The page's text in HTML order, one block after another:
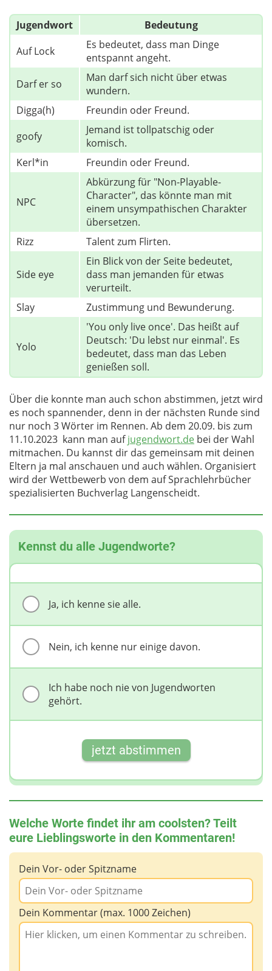
Jugendwort
Bedeutung
Auf Lock
Es bedeutet, dass man Dinge
entspannt angeht.
Darf er so
Man darf sich nicht über etwas
wundern.
Digga(h)
Freundin oder Freund.
goofy
Jemand ist tollpatschig oder
komisch.
Kerl*in
Freundin oder Freund.
NPC
Abkürzung für "Non-Playable-
Character", das könnte man mit
einem unsympathischen Charakter
übersetzen.
Rizz
Talent zum Flirten.
Side eye
Ein Blick von der Seite bedeutet,
dass man jemanden für etwas
verurteilt.
Slay
Zustimmung und Bewunderung.
Yolo
'You only live once'. Das heißt auf
Deutsch: 'Du lebst nur einmal'. Es
bedeutet, dass man das Leben
genießen soll.
Über die konnte man auch schon abstimmen, jetzt wird
es noch spannender, denn in der nächsten Runde sind
nur noch 3 Wörter im Rennen. Ab dem 20.09. bis zum
11.10.2023 kann man aufjugendwort.de bei der Wahl
mitmachen. Du kannst dir das gemeinsam mit deinen
Eltern ja mal anschauen und auch wählen. Organisiert
wird der Wettbewerb von dem auf Sprachlehrbücher
spezialisierten Buchverlag Langenscheidt.
Kennst du alle Jugendworte?
Ja, ich kenne sie alle.
Nein, ich kenne nur einige davon.
Ich habe noch nie von Jugendworten
gehört.
jetzt abstimmen
Welche Worte findet ihr am coolsten? Teilt
eure Lieblingsworte in den Kommentaren!
Dein Vor- oder Spitzname
Dein Kommentar (max. 1000 Zeichen)